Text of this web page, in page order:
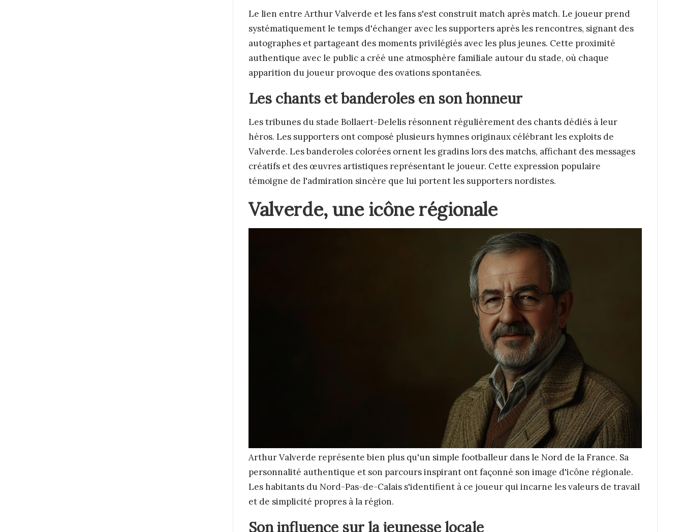
Le lien entre Arthur Valverde et les fans s'est construit match après match. Le joueur prend
systématiquement le temps d'échanger avec les supporters après les rencontres, signant des
autographes et partageant des moments privilégiés avec les plus jeunes. Cette proximité
authentique avec le public a créé une atmosphère familiale autour du stade, où chaque
apparition du joueur provoque des ovations spontanées.
Les chants et banderoles en son honneur
Les tribunes du stade Bollaert-Delelis résonnent régulièrement des chants dédiés à leur
héros. Les supporters ont composé plusieurs hymnes originaux célébrant les exploits de
Valverde. Les banderoles colorées ornent les gradins lors des matchs, affichant des messages
créatifs et des œuvres artistiques représentant le joueur. Cette expression populaire
témoigne de l'admiration sincère que lui portent les supporters nordistes.
Valverde, une icône régionale
Arthur Valverde représente bien plus qu'un simple footballeur dans le Nord de la France. Sa
personnalité authentique et son parcours inspirant ont façonné son image d'icône régionale.
Les habitants du Nord-Pas-de-Calais s'identifient à ce joueur qui incarne les valeurs de travail
et de simplicité propres à la région.
Son influence sur la jeunesse locale